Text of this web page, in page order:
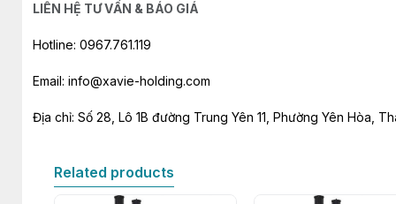
LIÊN HỆ TƯ VẤN & BÁO GIÁ
Hotline: 0967.761.119
Email: info@xavie-holding.com
Địa chỉ: Số 28, Lô 1B đường Trung Yên 11, Phường Yên Hòa,
Related products